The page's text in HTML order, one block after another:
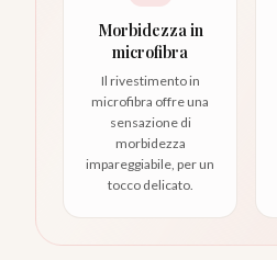
Morbidezza in
microfibra
Il rivestimento in
microfibra offre una
sensazione di
morbidezza
impareggiabile, per un
tocco delicato.